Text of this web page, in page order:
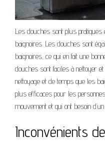
Les douches sont plus
baignoires. Les douches sont
baignoires, ce qui en fait une
douches sont faciles à nettoyer
nettoyage et de temps que les
plus efficaces pour les
mouvement et qui ont besoin
Inconvénients